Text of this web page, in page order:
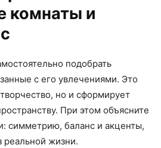
комнаты и
подобрать
с его увлечениями. Это
но и сформирует
При этом объясните
симметрию, баланс и акценты,
реальной жизни.